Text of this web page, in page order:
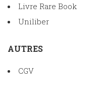
Livre Rare Book
Uniliber
AUTRES
CGV